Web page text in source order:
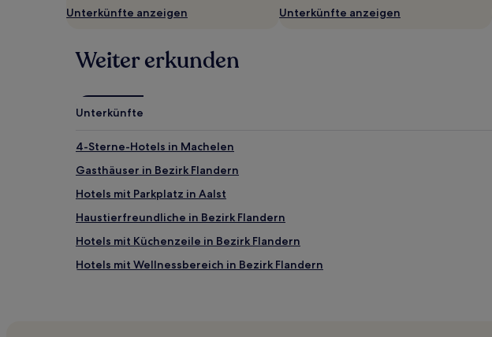
Unterkünfte anzeigen Unterkünfte anzeigen
Weiter erkunden
Unterkünfte
4-Sterne-Hotels in Machelen
Gasthäuser in Bezirk Flandern
Hotels mit Parkplatz in Aalst
Haustierfreundliche in Bezirk Flandern
Hotels mit Küchenzeile in Bezirk Flandern
Hotels mit Wellnessbereich in Bezirk Flandern